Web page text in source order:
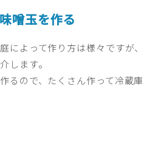
噌玉を作る
によって作り方は様々ですが
します。
るので、たくさん作って冷蔵